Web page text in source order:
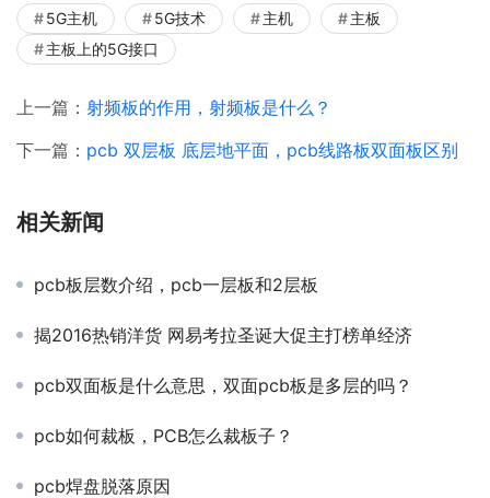
5G主机 5G技术 主机
主板
主板上的5G接口
上一篇： 射频板的作用，射频板是什么？
下一篇： pcb 双层板 底层地平面，pcb线路板双面板区别
相关新闻
pcb板层数介绍，pcb一层板和2层板
揭2016热销洋货 网易考拉圣诞大促主打榜单经济
pcb双面板是什么意思，双面pcb板是多层的吗？
pcb如何裁板，PCB怎么裁板子？
pcb焊盘脱落原因